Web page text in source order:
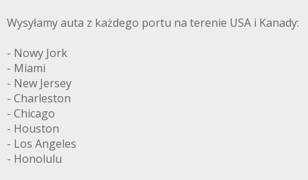
Wysyłamy auta z każdego portu na terenie USA i Kanady:
- Nowy Jork
- Miami
- New Jersey
- Charleston
- Chicago
- Houston
- Los Angeles
- Honolulu